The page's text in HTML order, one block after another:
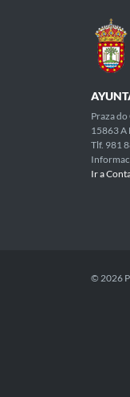
Praza
15863 A
Tlf. 981
Ir a
© 2026